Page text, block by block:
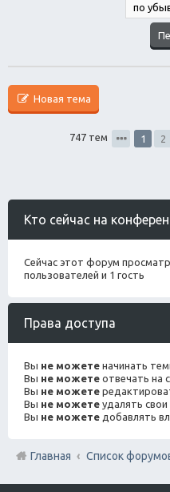
Новая тема
747 тем 1 2
Кто сейчас на
Сейчас этот форум
пользователей и 1 гость
Права доступа
Вы не можете начинать
Вы не можете отвечать на
Вы не можете
Вы не можете удалять
Вы не можете добавлять
Главная Список